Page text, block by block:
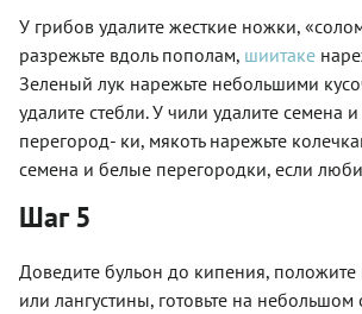
У грибов удалите жесткие ножки,
разрежьте вдоль пополам, шиитаке
Зеленый лук нарежьте небольшими
удалите стебли. У чили удалите семена
перегород- ки, мякоть нарежьте
семена и белые перегородки, если
Шаг 5
Доведите бульон до кипения, положите
или лангустины, готовьте на небольшом